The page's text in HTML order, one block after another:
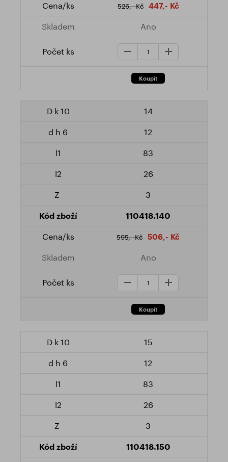
526,- Kč 447,- Kč
Ano
14
12
83
26
3
110418.140
595,- Kč 506,- Kč
Ano
15
12
83
26
3
110418.150